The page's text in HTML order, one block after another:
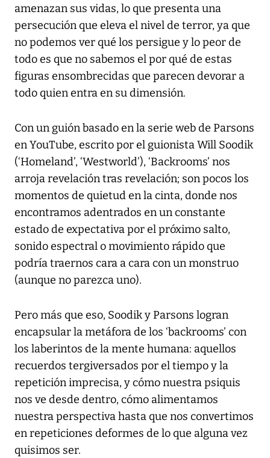
amenazan sus vidas, lo que presenta una
persecución que eleva el nivel de terror, ya que
no podemos ver qué los persigue y lo peor de
todo es que no sabemos el por qué de estas
figuras ensombrecidas que parecen devorar a
todo quien entra en su dimensión.
Con un guión basado en la serie web de Parsons
en YouTube, escrito por el guionista Will Soodik
(‘Homeland’, ‘Westworld’), ‘Backrooms’ nos
arroja revelación tras revelación; son pocos los
momentos de quietud en la cinta, donde nos
encontramos adentrados en un constante
estado de expectativa por el próximo salto,
sonido espectral o movimiento rápido que
podría traernos cara a cara con un monstruo
(aunque no parezca uno).
Pero más que eso, Soodik y Parsons logran
encapsular la metáfora de los ‘backrooms’ con
los laberintos de la mente humana: aquellos
recuerdos tergiversados por el tiempo y la
repetición imprecisa, y cómo nuestra psiquis
nos ve desde dentro, cómo alimentamos
nuestra perspectiva hasta que nos convertimos
en repeticiones deformes de lo que alguna vez
quisimos ser.